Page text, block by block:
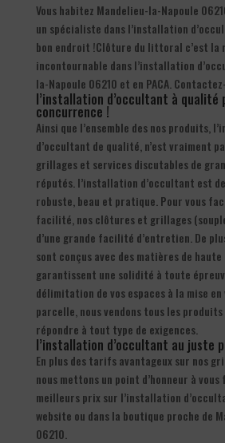
Vous habitez Mandelieu-la-Napoule
un spécialiste dans l’installation
bon endroit !Clôture du littoral c’est la
incontournable dans l’installation
la-Napoule 06210 et en PACA.
l’installation d’occultant à
concurrence !
Ainsi que l’ensemble des nos produits,
d’occultant de qualité, n’est vraiment
grillages et services discutables de
réputés. l’installation d’occultant est
robuste, beau et pratique. Pour vous
facilité, nos clôtures et grillages
d’une grande facilité d’entretien. De
sont conçus avec des matières de
garantissent une solidité à toute
délimitation de vos espaces à la mise
parcelle, nous vendons tous les
répondre à tout type de exigences.
l’installation d’occultant au juste
En plus des tarifs avantageux sur nos
nous mettons un point d’honneur à
meilleurs prix sur l’installation
website ou dans la boutique proche de
06210.